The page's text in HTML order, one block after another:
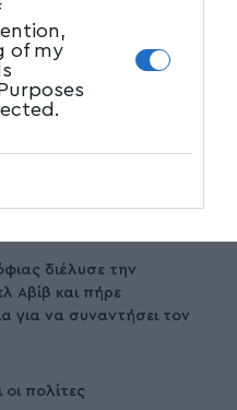
of my
διέλυσε την
Αβίβ και πήρε
για να συναντήσει τον
οι πολίτες